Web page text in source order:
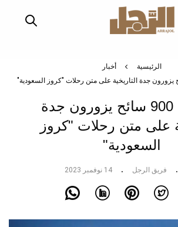
الرئيسية
أخبار
أكثر من 900 سائح يزورون جدة
على متن رحلات "كروز
السعودية"
فريق الرجل 14 نوفمبر 2023